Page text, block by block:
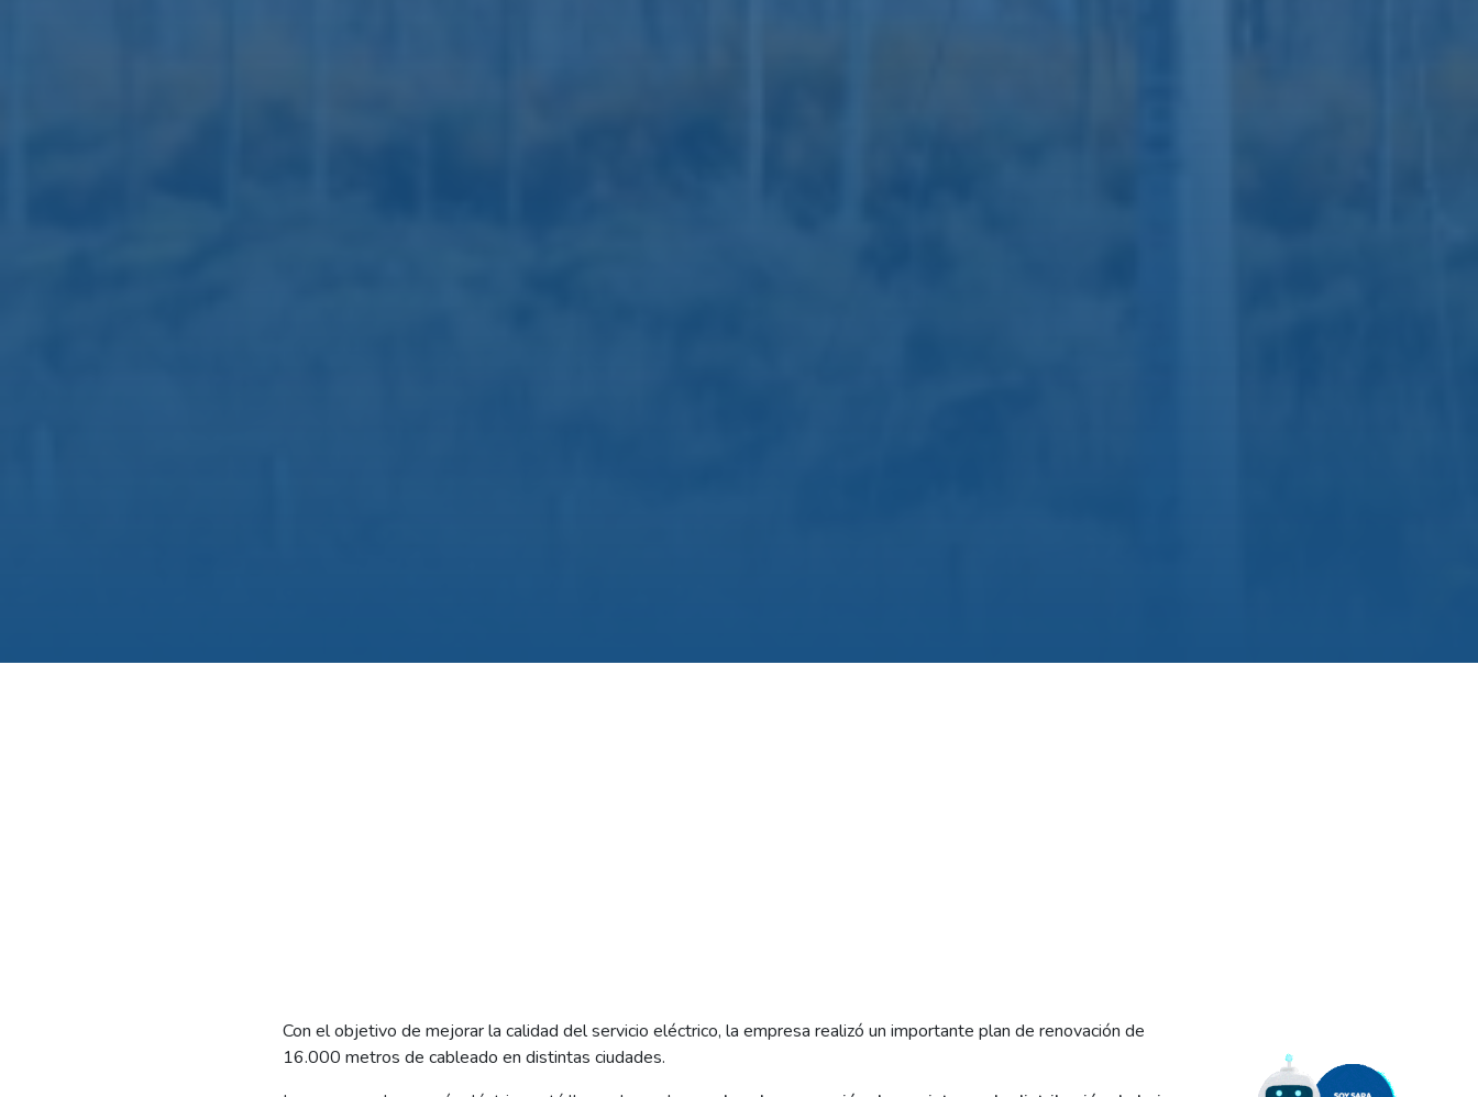
Con el objetivo de mejorar la calidad del servicio eléctrico, la empresa realizó un importante plan de renovación de
16.000 metros de cableado en distintas ciudades.